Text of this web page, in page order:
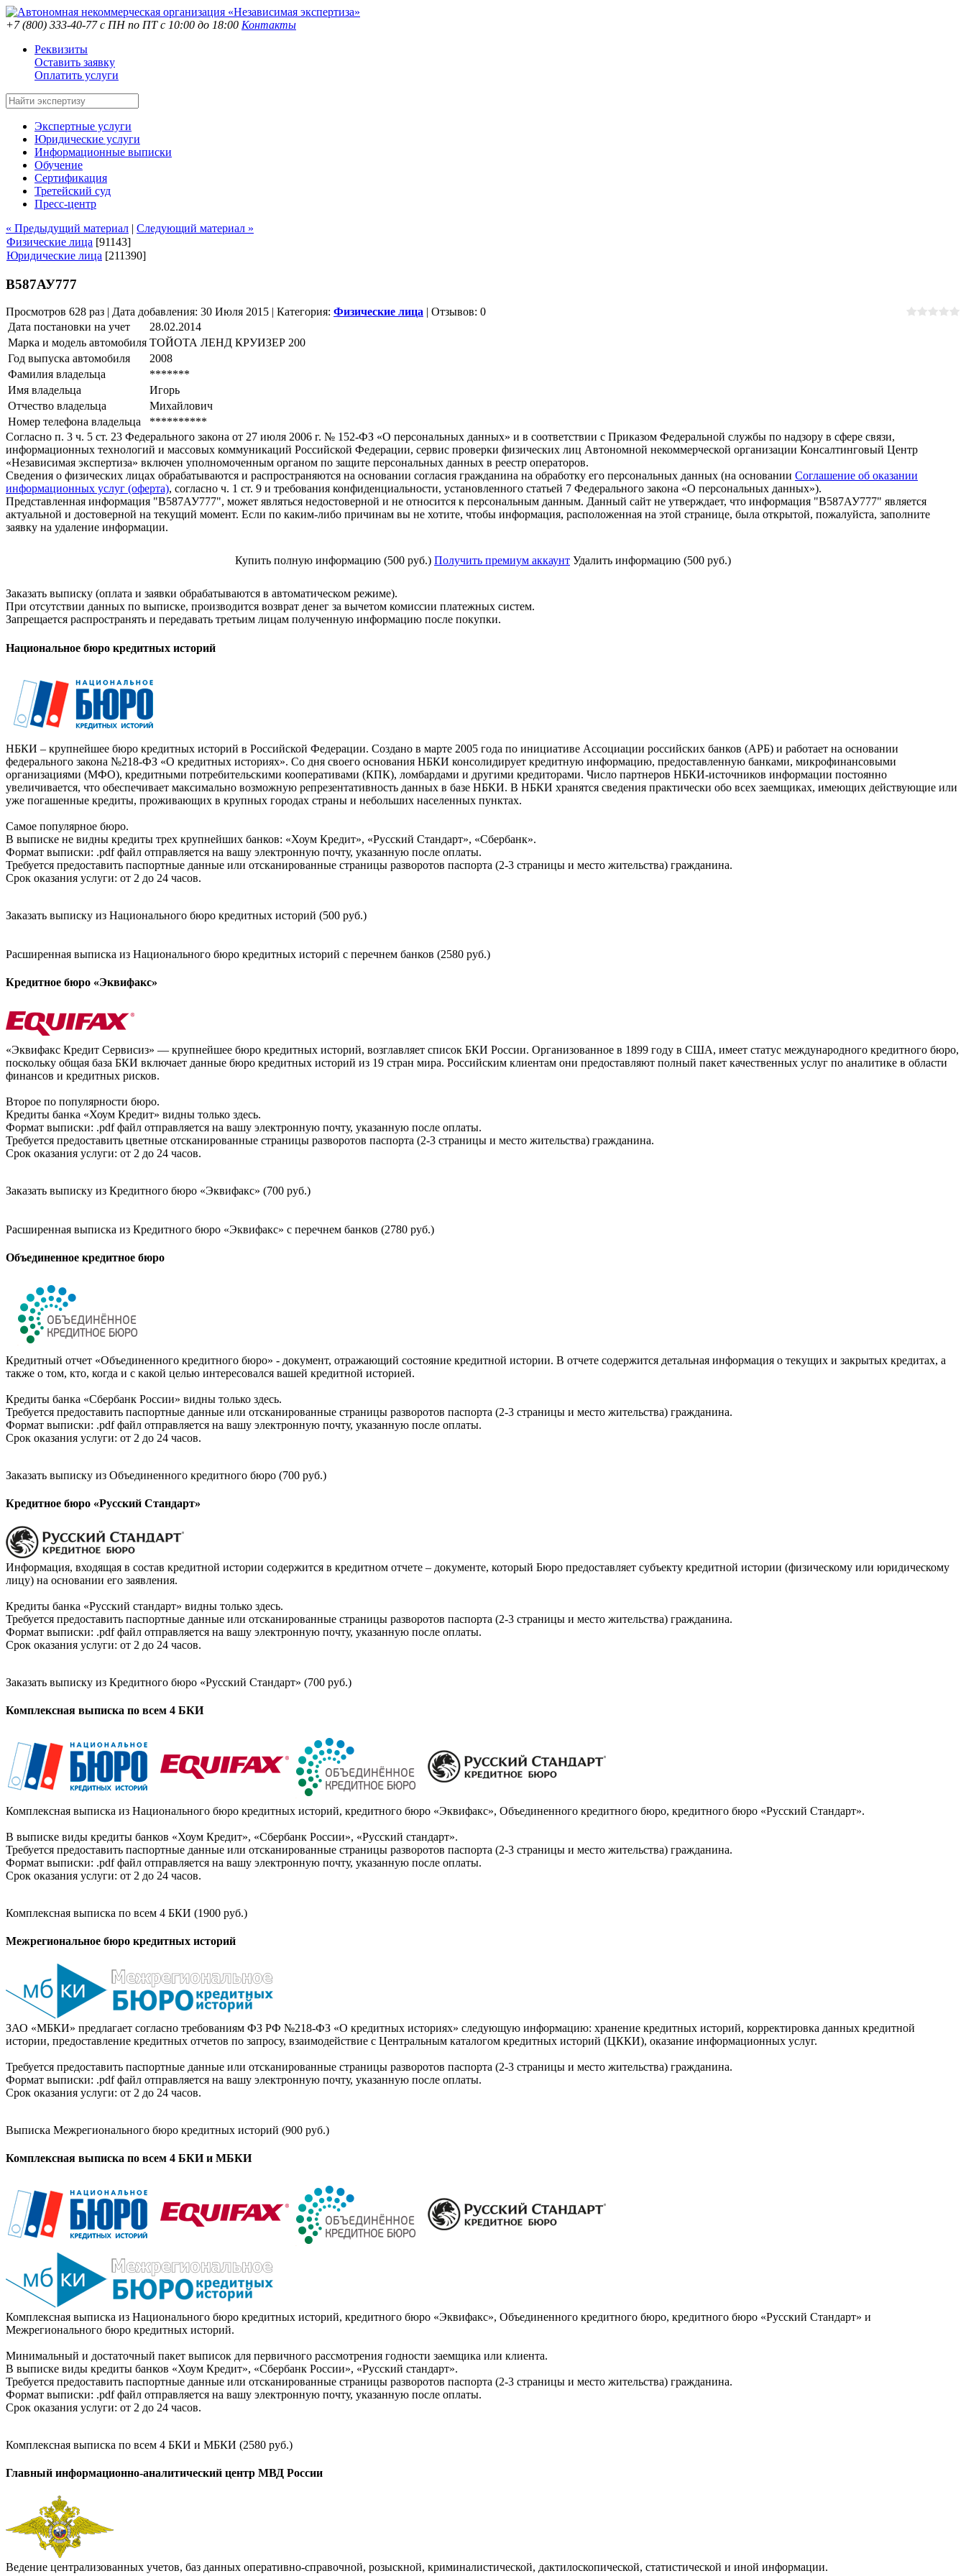
+7 (800) 333-40-77с ПН по ПТ с 10:00 до 18:00 Контакты
Реквизиты
Оставить заявку
Оплатить услуги
Экспертные услуги
Юридические услуги
Информационные выписки
Обучение
Сертификация
Третейский суд
Пресс-центр
« Предыдущий материал | Следующий материал »
Физические лица [91143]
Юридические лица [211390]
В587АУ777
Просмотров 628 раз | Дата добавления: 30 Июля 2015 | Категория: Физические лица | Отзывов: 0
Дата постановки на учет
28.02.2014
Марка и модель автомобиля ТОЙОТА ЛЕНД КРУИЗЕР 200
Год выпуска автомобиля
2008
Фамилия владельца
*******
Имя владельца
Игорь
Отчество владельца
Михайлович
Номер телефона владельца
**********
Согласно п. 3 ч. 5 ст. 23 Федерального закона от 27 июля 2006 г. № 152-ФЗ «О персональных данных» и в соответствии с Приказом Федеральной службы по надзору в сфере связи,
информационных технологий и массовых коммуникаций Российской Федерации, сервис проверки физических лиц Автономной некоммерческой организации Консалтинговый Центр
«Независимая экспертиза» включен уполномоченным органом по защите персональных данных в реестр операторов.
Сведения о физических лицах обрабатываются и распространяются на основании согласия гражданина на обработку его персональных данных (на основании Соглашение об оказании
информационных услуг (оферта), согласно ч. 1 ст. 9 и требования конфиденциальности, установленного статьей 7 Федерального закона «О персональных данных»).
Представленная информация "В587АУ777", может являться недостоверной и не относится к персональным данным. Данный сайт не утверждает, что информация "В587АУ777" является
актуальной и достоверной на текущий момент. Если по каким-либо причинам вы не хотите, чтобы информация, расположенная на этой странице, была открытой, пожалуйста, заполните
заявку на удаление информации.
Купить полную информацию (500 руб.) Получить премиум аккаунт Удалить информацию (500 руб.)
Заказать выписку (оплата и заявки обрабатываются в автоматическом режиме).
При отсутствии данных по выписке, производится возврат денег за вычетом комиссии платежных систем.
Запрещается распространять и передавать третьим лицам полученную информацию после покупки.
Национальное бюро кредитных историй
НБКИ – крупнейшее бюро кредитных историй в Российской Федерации. Создано в марте 2005 года по инициативе Ассоциации российских банков (АРБ) и работает на основании
федерального закона №218-ФЗ «О кредитных историях». Со дня своего основания НБКИ консолидирует кредитную информацию, предоставленную банками, микрофинансовыми
организациями (МФО), кредитными потребительскими кооперативами (КПК), ломбардами и другими кредиторами. Число партнеров НБКИ-источников информации постоянно
увеличивается, что обеспечивает максимально возможную репрезентативность данных в базе НБКИ. В НБКИ хранятся сведения практически обо всех заемщиках, имеющих действующие или
уже погашенные кредиты, проживающих в крупных городах страны и небольших населенных пунктах.
Самое популярное бюро.
В выписке не видны кредиты трех крупнейших банков: «Хоум Кредит», «Русский Стандарт», «Сбербанк».
Формат выписки: .pdf файл отправляется на вашу электронную почту, указанную после оплаты.
Требуется предоставить паспортные данные или отсканированные страницы разворотов паспорта (2-3 страницы и место жительства) гражданина.
Срок оказания услуги: от 2 до 24 часов.
Заказать выписку из Национального бюро кредитных историй (500 руб.)
Расширенная выписка из Национального бюро кредитных историй с перечнем банков (2580 руб.)
Кредитное бюро «Эквифакс»
«Эквифакс Кредит Сервисиз» — крупнейшее бюро кредитных историй, возглавляет список БКИ России. Организованное в 1899 году в США, имеет статус международного кредитного бюро,
поскольку общая база БКИ включает данные бюро кредитных историй из 19 стран мира. Российским клиентам они предоставляют полный пакет качественных услуг по аналитике в области
финансов и кредитных рисков.
Второе по популярности бюро.
Кредиты банка «Хоум Кредит» видны только здесь.
Формат выписки: .pdf файл отправляется на вашу электронную почту, указанную после оплаты.
Требуется предоставить цветные отсканированные страницы разворотов паспорта (2-3 страницы и место жительства) гражданина.
Срок оказания услуги: от 2 до 24 часов.
Заказать выписку из Кредитного бюро «Эквифакс» (700 руб.)
Расширенная выписка из Кредитного бюро «Эквифакс» с перечнем банков (2780 руб.)
Объединенное кредитное бюро
Кредитный отчет «Объединенного кредитного бюро» - документ, отражающий состояние кредитной истории. В отчете содержится детальная информация о текущих и закрытых кредитах, а
также о том, кто, когда и с какой целью интересовался вашей кредитной историей.
Кредиты банка «Сбербанк России» видны только здесь.
Требуется предоставить паспортные данные или отсканированные страницы разворотов паспорта (2-3 страницы и место жительства) гражданина.
Формат выписки: .pdf файл отправляется на вашу электронную почту, указанную после оплаты.
Срок оказания услуги: от 2 до 24 часов.
Заказать выписку из Объединенного кредитного бюро (700 руб.)
Кредитное бюро «Русский Стандарт»
Информация, входящая в состав кредитной истории содержится в кредитном отчете – документе, который Бюро предоставляет субъекту кредитной истории (физическому или юридическому
лицу) на основании его заявления.
Кредиты банка «Русский стандарт» видны только здесь.
Требуется предоставить паспортные данные или отсканированные страницы разворотов паспорта (2-3 страницы и место жительства) гражданина.
Формат выписки: .pdf файл отправляется на вашу электронную почту, указанную после оплаты.
Срок оказания услуги: от 2 до 24 часов.
Заказать выписку из Кредитного бюро «Русский Стандарт» (700 руб.)
Комплексная выписка по всем 4 БКИ
Комплексная выписка из Национального бюро кредитных историй, кредитного бюро «Эквифакс», Объединенного кредитного бюро, кредитного бюро «Русский Стандарт».
В выписке виды кредиты банков «Хоум Кредит», «Сбербанк России», «Русский стандарт».
Требуется предоставить паспортные данные или отсканированные страницы разворотов паспорта (2-3 страницы и место жительства) гражданина.
Формат выписки: .pdf файл отправляется на вашу электронную почту, указанную после оплаты.
Срок оказания услуги: от 2 до 24 часов.
Комплексная выписка по всем 4 БКИ (1900 руб.)
Межрегиональное бюро кредитных историй
ЗАО «МБКИ» предлагает согласно требованиям ФЗ РФ №218-ФЗ «О кредитных историях» следующую информацию: хранение кредитных историй, корректировка данных кредитной
истории, предоставление кредитных отчетов по запросу, взаимодействие с Центральным каталогом кредитных историй (ЦККИ), оказание информационных услуг.
Требуется предоставить паспортные данные или отсканированные страницы разворотов паспорта (2-3 страницы и место жительства) гражданина.
Формат выписки: .pdf файл отправляется на вашу электронную почту, указанную после оплаты.
Срок оказания услуги: от 2 до 24 часов.
Выписка Межрегионального бюро кредитных историй (900 руб.)
Комплексная выписка по всем 4 БКИ и МБКИ
Комплексная выписка из Национального бюро кредитных историй, кредитного бюро «Эквифакс», Объединенного кредитного бюро, кредитного бюро «Русский Стандарт» и
Межрегионального бюро кредитных историй.
Минимальный и достаточный пакет выписок для первичного рассмотрения годности заемщика или клиента.
В выписке виды кредиты банков «Хоум Кредит», «Сбербанк России», «Русский стандарт».
Требуется предоставить паспортные данные или отсканированные страницы разворотов паспорта (2-3 страницы и место жительства) гражданина.
Формат выписки: .pdf файл отправляется на вашу электронную почту, указанную после оплаты.
Срок оказания услуги: от 2 до 24 часов.
Комплексная выписка по всем 4 БКИ и МБКИ (2580 руб.)
Главный информационно-аналитический центр МВД России
Ведение централизованных учетов, баз данных оперативно-справочной, розыскной, криминалистической, дактилоскопической, статистической и иной информации.